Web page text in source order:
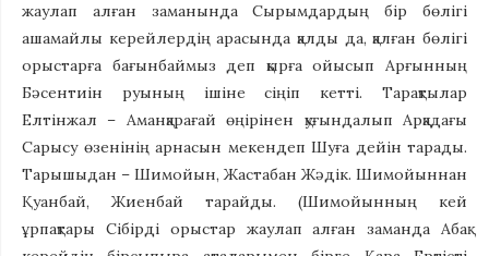
жаулап алған заманында Сырымдардың бір бөлігі
ашамайлы керейлердің арасында қалды да, қалған бөлігі
орыстарға бағынбаймыз деп қырға ойысып Арғынның
Бәсентиін руының ішіне сіңіп кетті. Тарақтылар
Елтінжал – Аманқарағай өңірінен қуғындалып Арқадағы
Сарысу өзенінің арнасын мекендеп Шуға дейін тарады.
Тарышыдан – Шимойын, Жастабан Жәдік. Шимойыннан
Қуанбай, Жиенбай тарайды. (Шимойынның кей
ұрпақтары Сібірді орыстар жаулап алған заманда Абақ